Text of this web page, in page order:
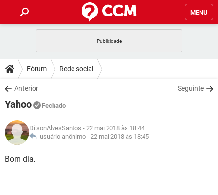
MENU
CELULAR
OUTLOOK
INSTAGRAM
GUIA DE COMPRAS
DICAS
JOGOS
INSTAGRAM GMAIL
GUIA DE COMPRAS
DOWNLOADS
JOGOS
CELULAR
OUTLOOK EXCEL
INSTAGRAM
JOGOS WHATSAPP
CELULAR
OUTLOOK
GLOSSÁRIO
JOGOS
Fórum Rede social
Anterior Seguinte
Yahoo Fechado
DilsonAlvesSantos - 22 mai 2018 às 18:44
usuário anônimo - 22 mai 2018 às 18:45
Bom dia,